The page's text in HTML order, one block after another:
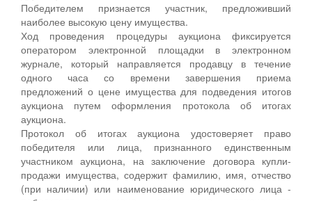
Победителем признается участник, предложивший
наиболее высокую цену имущества.
Ход проведения процедуры аукциона фиксируется
оператором электронной площадки в электронном
журнале, который направляется продавцу в течение
одного часа со времени завершения приема
предложений о цене имущества для подведения итогов
аукциона путем оформления протокола об итогах
аукциона.
Протокол об итогах аукциона удостоверяет право
победителя или лица, признанного единственным
участником аукциона, на заключение договора купли-
продажи имущества, содержит фамилию, имя, отчество
(при наличии) или наименование юридического лица -